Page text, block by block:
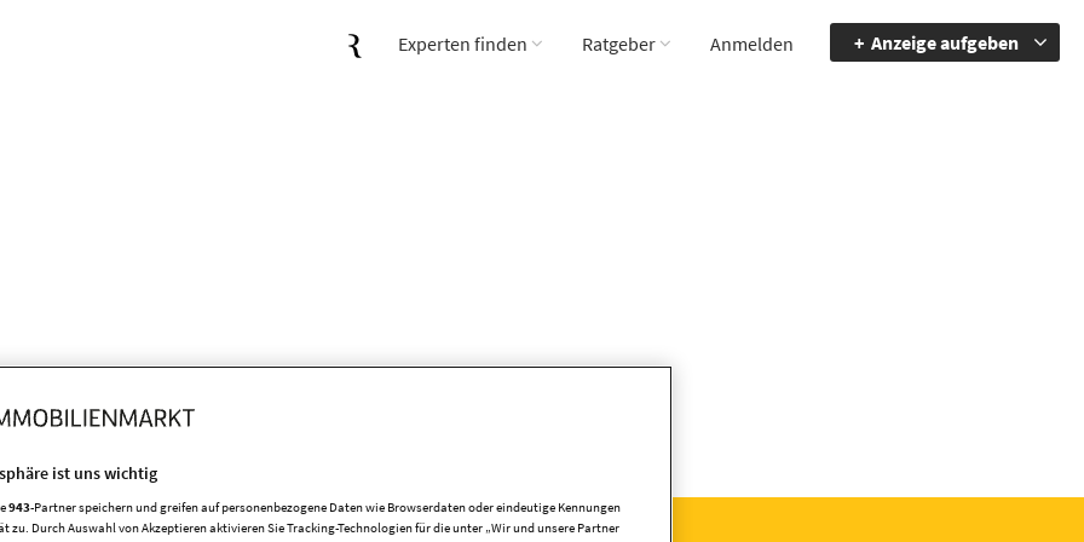
Experten finden Ratgeber Anmelden Anzeige aufgeben
ist uns wichtig
943-Partner speichern und greifen auf personenbezogene Daten wie Browserdaten oder eindeutige Kennungen
zu. Durch Auswahl von Akzeptieren aktivieren Sie Tracking-Technologien für die unter „Wir und unsere Partner